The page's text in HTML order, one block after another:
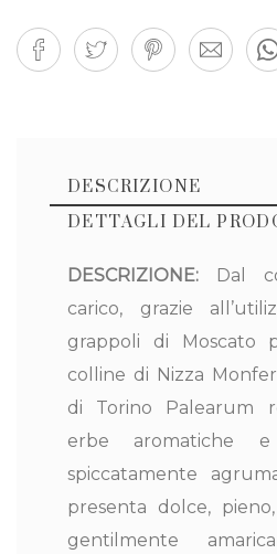
DESCRIZIONE
DETTAGLI DEL
DESCRIZIONE:
Dal
carico, grazie
grappoli di Moscato
colline di Nizza
di Torino Palearum
erbe aromatiche
spiccatamente
presenta dolce,
gentilmente
Denominazione
Riferimento
Palearum
ANNATA